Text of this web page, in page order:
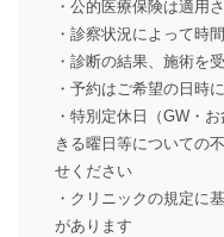
・公的医療保険は適用
・診察状況によって時
・診断の結果、施術を
・予約はご希望の日時
・特別定休日（GW・
きる曜日等についての
せください
・クリニックの規定に
があります